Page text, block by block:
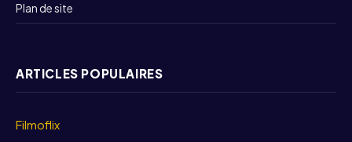
Plan de site
ARTICLES POPULAIRES
Filmoflix